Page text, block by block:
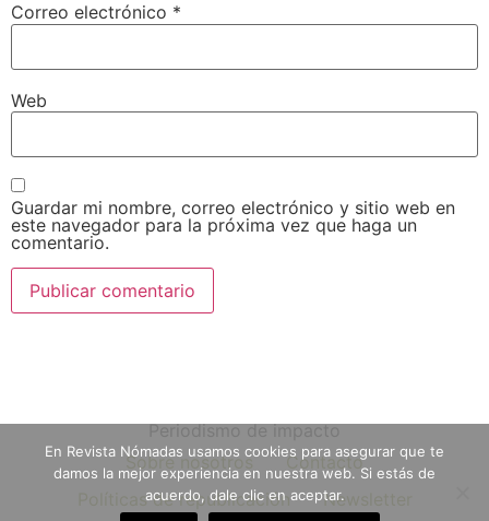
Correo electrónico *
Web
Guardar mi nombre, correo electrónico y sitio web en
este navegador para la próxima vez que haga un
comentario.
Periodismo de impacto
Sobre nosotros
Contacto
Políticas de republicación
Newsletter
En Revista Nómadas usamos cookies para asegurar que te
damos la mejor experiencia en nuestra web. Si estás de
acuerdo, dale clic en aceptar.